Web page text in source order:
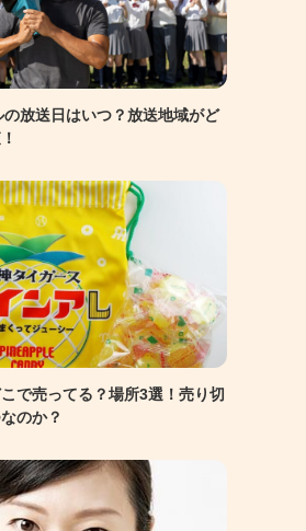
放送日はいつ？放送地域がど
で売ってる？場所3選！売り切
のか？